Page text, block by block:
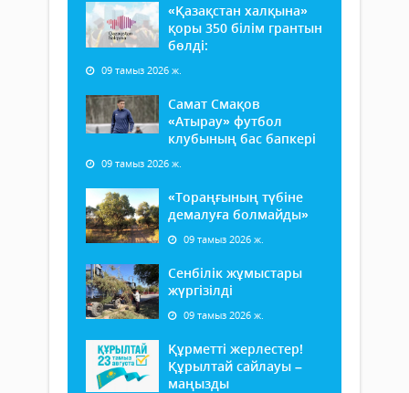
«Қазақстан халқына»
қоры 350 білім грантын
бөлді:
09 тамыз 2026 ж.
Самат Смақов
«Атырау» футбол
клубының бас бапкері
09 тамыз 2026 ж.
«Тораңғының түбіне
демалуға болмайды»
09 тамыз 2026 ж.
Сенбілік жұмыстары
жүргізілді
09 тамыз 2026 ж.
Құрметті жерлестер!
Құрылтай сайлауы –
маңызды